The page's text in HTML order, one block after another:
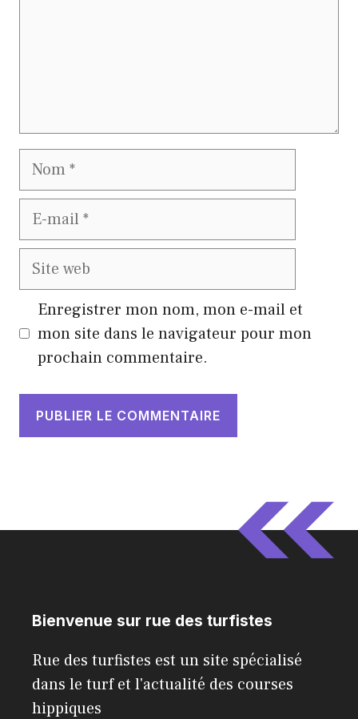
Nom
E-
Site
Enregistrer mon nom, mon e-mail et
mon site dans le navigateur pour mon
prochain commentaire.
Bienvenue sur rue des turfistes
Rue des turfistes est un site spécialisé
dans le turf et l'actualité des courses
hippiques